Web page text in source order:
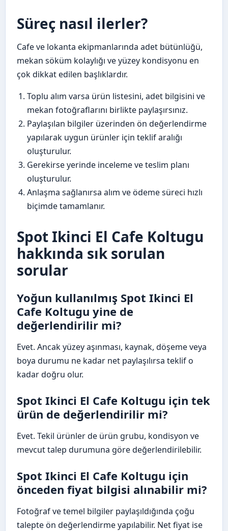
Süreç nasıl ilerler?
Cafe ve lokanta ekipmanlarında adet bütünlüğü,
mekan söküm kolaylığı ve yüzey kondisyonu en
çok dikkat edilen başlıklardır.
Toplu alım varsa ürün listesini, adet bilgisini ve
mekan fotoğraflarını birlikte paylaşırsınız.
Paylaşılan bilgiler üzerinden ön değerlendirme
yapılarak uygun ürünler için teklif aralığı
oluşturulur.
Gerekirse yerinde inceleme ve teslim planı
oluşturulur.
Anlaşma sağlanırsa alım ve ödeme süreci hızlı
biçimde tamamlanır.
Spot Ikinci El Cafe Koltugu
hakkında sık sorulan
sorular
Yoğun kullanılmış Spot Ikinci El
Cafe Koltugu yine de
değerlendirilir mi?
Evet. Ancak yüzey aşınması, kaynak, döşeme veya
boya durumu ne kadar net paylaşılırsa teklif o
kadar doğru olur.
Spot Ikinci El Cafe Koltugu için tek
ürün de değerlendirilir mi?
Evet. Tekil ürünler de ürün grubu, kondisyon ve
mevcut talep durumuna göre değerlendirilebilir.
Spot Ikinci El Cafe Koltugu için
önceden fiyat bilgisi alınabilir mi?
Fotoğraf ve temel bilgiler paylaşıldığında çoğu
talepte ön değerlendirme yapılabilir. Net fiyat ise